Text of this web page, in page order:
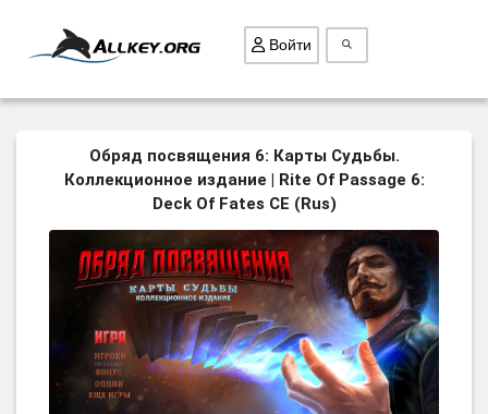
ВСЕ ИГРЫ
ПОИСК ПРЕДМЕТОВ
БИЗНЕС
ТРИ-В-РЯД
СТРАТЕГИИ
СТРЕЛЯЛКИ
КВЕСТ
Войти
Обряд посвящения 6: Карты Судьбы.
Коллекционное издание | Rite Of Passage 6:
Deck Of Fates CE (Rus)